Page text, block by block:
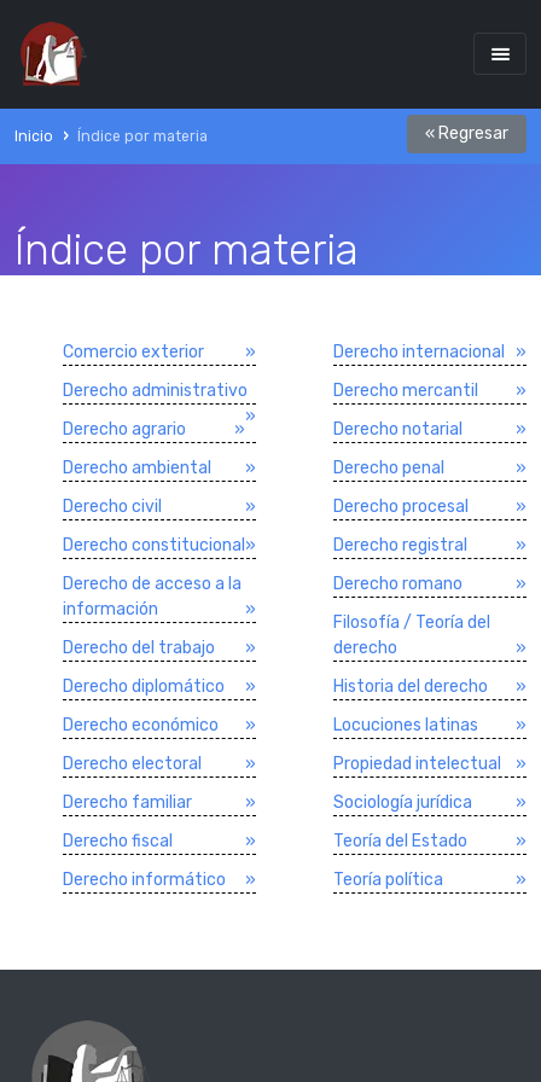
Inicio Índice por materia « Regresar
Índice por materia
Comercio exterior
»
Derecho administrativo
»
Derecho agrario
»
Derecho ambiental
»
Derecho civil
»
Derecho constitucional »
Derecho de acceso a la
información
»
Derecho del trabajo
»
Derecho diplomático
»
Derecho económico
»
Derecho electoral
»
Derecho familiar
»
Derecho fiscal
»
Derecho informático
»
Derecho internacional
»
Derecho mercantil
»
Derecho notarial
»
Derecho penal
»
Derecho procesal
»
Derecho registral
»
Derecho romano
»
Filosofí­a / Teorí­a del
derecho
»
Historia del derecho
»
Locuciones latinas
»
Propiedad intelectual
»
Sociologí­a jurí­dica
»
Teorí­a del Estado
»
Teorí­a polí­tica
»